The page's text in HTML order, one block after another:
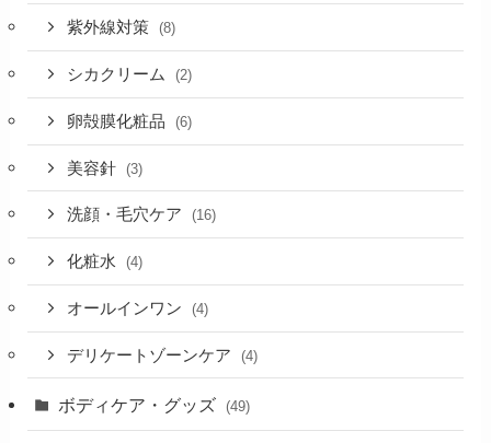
紫外線対策 (8)
シカクリーム (2)
卵殻膜化粧品 (6)
美容針 (3)
洗顔・毛穴ケア (16)
化粧水 (4)
オールインワン (4)
デリケートゾーンケア (4)
ボディケア・グッズ (49)